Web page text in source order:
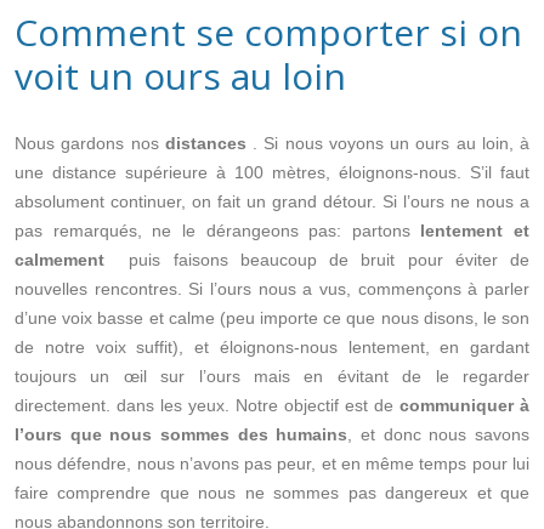
Comment se comporter si on
voit un ours au loin
Nous gardons nos distances . Si nous voyons un ours au loin, à
une distance supérieure à 100 mètres, éloignons-nous. S’il faut
absolument continuer, on fait un grand détour. Si l’ours ne nous a
pas remarqués, ne le dérangeons pas: partons lentement et
calmement puis faisons beaucoup de bruit pour éviter de
nouvelles rencontres. Si l’ours nous a vus, commençons à parler
d’une voix basse et calme (peu importe ce que nous disons, le son
de notre voix suffit), et éloignons-nous lentement, en gardant
toujours un œil sur l’ours mais en évitant de le regarder
directement. dans les yeux. Notre objectif est de communiquer à
l’ours que nous sommes des humains , et donc nous savons
nous défendre, nous n’avons pas peur, et en même temps pour lui
faire comprendre que nous ne sommes pas dangereux et que
nous abandonnons son territoire.